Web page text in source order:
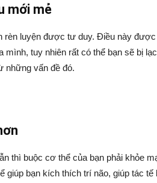
mới mẻ
luyện được tư duy. Điều này
tuy nhiên rất có thể bạn sẽ bị
những vấn đề đó.
thì buộc cơ thể của bạn phải khỏe
bạn kích thích trí não, giúp tác